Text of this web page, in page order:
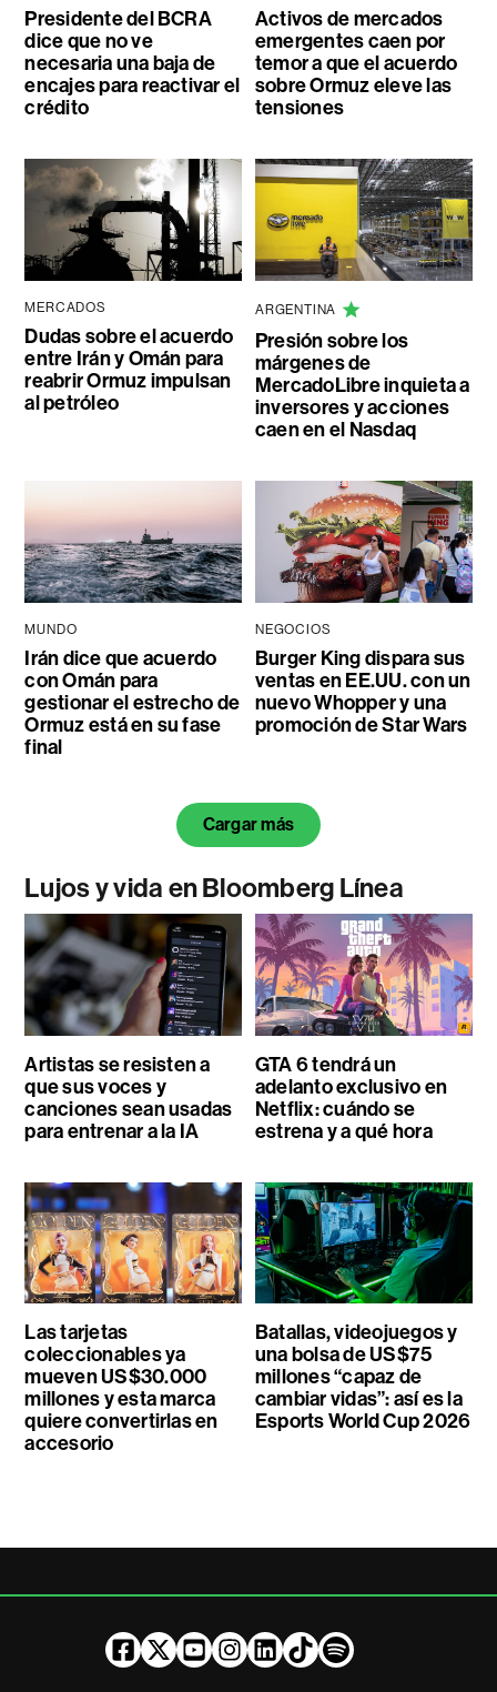
Presidente del BCRA
dice que no ve
necesaria una baja de
encajes para reactivar el
crédito
Activos de mercados
emergentes caen por
temor a que el acuerdo
sobre Ormuz eleve las
tensiones
MERCADOS
Dudas sobre el acuerdo
entre Irán y Omán para
reabrir Ormuz impulsan
al petróleo
ARGENTINA
Presión sobre los
márgenes de
MercadoLibre inquieta a
inversores y acciones
caen en el Nasdaq
MUNDO
Irán dice que acuerdo
con Omán para
gestionar el estrecho de
Ormuz está en su fase
final
NEGOCIOS
Burger King dispara sus
ventas en EE.UU. con un
nuevo Whopper y una
promoción de Star Wars
Cargar más
Lujos y vida en Bloomberg Línea
Artistas se resisten a
que sus voces y
canciones sean usadas
para entrenar a la IA
GTA 6 tendrá un
adelanto exclusivo en
Netflix: cuándo se
estrena y a qué hora
Las tarjetas
coleccionables ya
mueven US$30.000
millones y esta marca
quiere convertirlas en
accesorio
Batallas, videojuegos y
una bolsa de US$75
millones “capaz de
cambiar vidas”: así es la
Esports World Cup 2026